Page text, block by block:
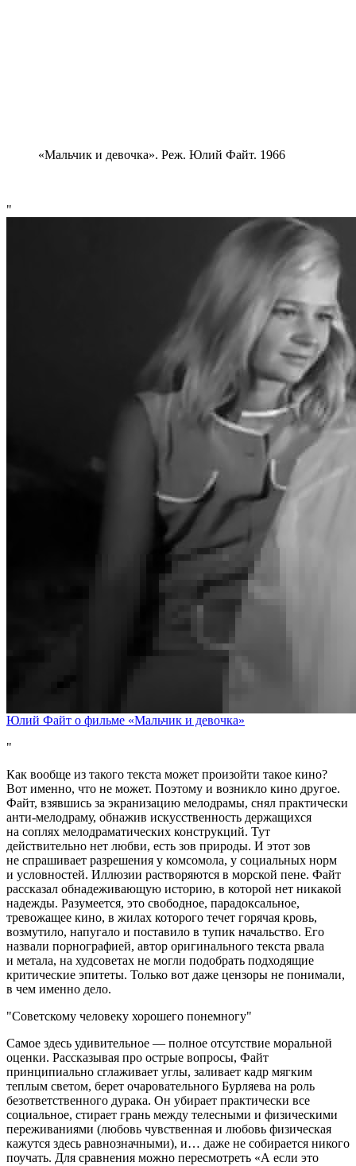
«Мальчик и девочка». Реж. Юлий Файт. 1966
Юлий Файт о фильме «Мальчик и девочка»
Как вообще из такого текста может произойти такое кино?
Вот именно, что не может. Поэтому и возникло кино другое.
Файт, взявшись за экранизацию мелодрамы, снял практически
анти-мелодраму, обнажив искусственность держащихся
на соплях мелодраматических конструкций. Тут
действительно нет любви, есть зов природы. И этот зов
не спрашивает разрешения у комсомола, у социальных норм
и условностей. Иллюзии растворяются в морской пене. Файт
рассказал обнадеживающую историю, в которой нет никакой
надежды. Разумеется, это свободное, парадоксальное,
тревожащее кино, в жилах которого течет горячая кровь,
возмутило, напугало и поставило в тупик начальство. Его
назвали порнографией, автор оригинального текста рвала
и метала, на худсоветах не могли подобрать подходящие
критические эпитеты. Только вот даже цензоры не понимали,
в чем именно дело.
Советскому человеку хорошего понемногу
Самое здесь удивительное — полное отсутствие моральной
оценки. Рассказывая про острые вопросы, Файт
принципиально сглаживает углы, заливает кадр мягким
теплым светом, берет очаровательного Бурляева на роль
безответственного дурака. Он убирает практически все
социальное, стирает грань между телесными и физическими
переживаниями (любовь чувственная и любовь физическая
кажутся здесь равнозначными), и… даже не собирается никого
поучать. Для сравнения можно пересмотреть «А если это